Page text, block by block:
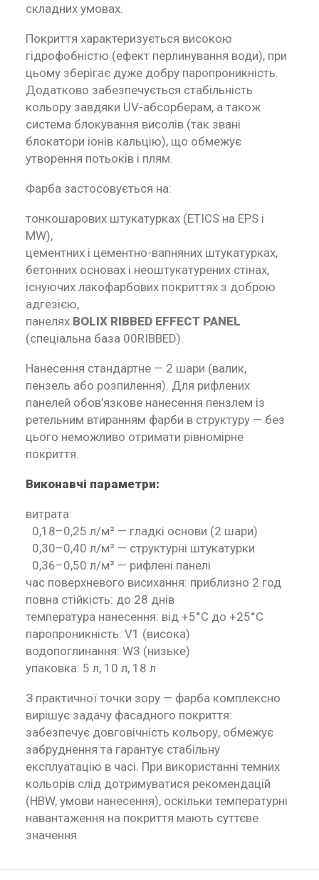
складних умовах.
Покриття характеризується високою
гідрофобністю (ефект перлинування води), при
цьому зберігає дуже добру паропроникність.
Додатково забезпечується стабільність
кольору завдяки UV-абсорберам, а також
система блокування висолів (так звані
блокатори іонів кальцію), що обмежує
утворення потьоків і плям.
Фарба застосовується на:
тонкошарових штукатурках (ETICS на EPS і
MW),
цементних і цементно-вапняних штукатурках,
бетонних основах і неоштукатурених стінах,
існуючих лакофарбових покриттях з доброю
адгезією,
панелях BOLIX RIBBED EFFECT PANEL
(спеціальна база 00RIBBED).
Нанесення стандартне — 2 шари (валик,
пензель або розпилення). Для рифлених
панелей обов’язкове нанесення пензлем із
ретельним втиранням фарби в структуру — без
цього неможливо отримати рівномірне
покриття.
Виконавчі параметри:
витрата:
0,18–0,25 л/м² — гладкі основи (2 шари)
0,30–0,40 л/м² — структурні штукатурки
0,36–0,50 л/м² — рифлені панелі
час поверхневого висихання: приблизно 2 год
повна стійкість: до 28 днів
температура нанесення: від +5°C до +25°C
паропроникність: V1 (висока)
водопоглинання: W3 (низьке)
упаковка: 5 л, 10 л, 18 л
З практичної точки зору — фарба комплексно
вирішує задачу фасадного покриття:
забезпечує довговічність кольору, обмежує
забруднення та гарантує стабільну
експлуатацію в часі. При використанні темних
кольорів слід дотримуватися рекомендацій
(HBW, умови нанесення), оскільки температурні
навантаження на покриття мають суттєве
значення.